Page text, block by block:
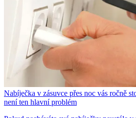
Nabíječka v zásuvce přes noc vás ročně
není ten hlavní problém